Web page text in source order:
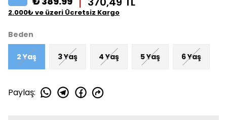
2.000₺ ve üzeri Ücretsiz Kargo
Beden
2 Yaş 3 Yaş 4 Yaş 5 Yaş 6 Yaş
Paylaş: